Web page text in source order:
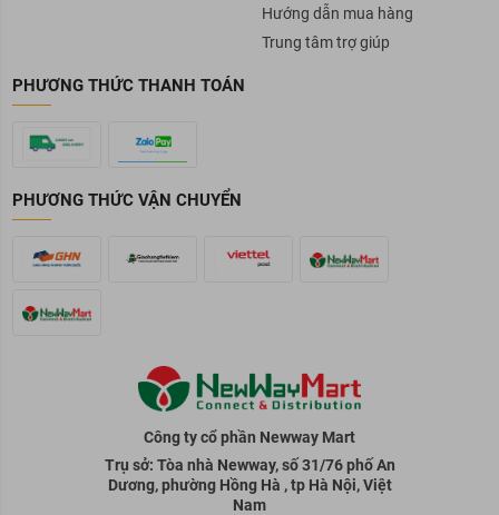
Hướng dẫn mua hàng
Trung tâm trợ giúp
PHƯƠNG THỨC THANH TOÁN
PHƯƠNG THỨC VẬN CHUYỂN
Công ty cổ phần Newway Mart
Trụ sở: Tòa nhà Newway, số 31/76 phố An
Dương, phường Hồng Hà , tp Hà Nội, Việt
Nam